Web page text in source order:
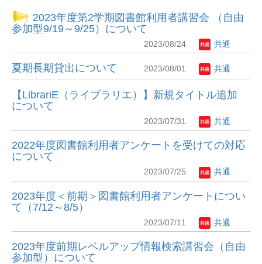
2023年度第2学期図書館利用者講習会 （自由
参加型9/19～9/25）について
2023/08/24 共通
夏期長期貸出について 2023/08/01 共通
【LibrariE（ライブラリエ）】新規タイトル追加
について
2023/07/31 共通
2022年度図書館利用者アンケートを受けての対応
について
2023/07/25 共通
2023年度＜前期＞図書館利用者アンケートについ
て（7/12～8/5）
2023/07/11 共通
2023年度前期レベルアップ情報検索講習会（自由
参加型）について